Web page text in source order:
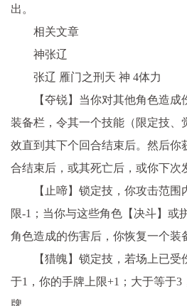
出。
相关文章
神张辽
张辽 雁门之刑天 神 4体力
【夺锐】当你对其他角色造
装备栏，令其一个技能（限定技、
效直到其下个回合结束后。然后你
合结束后，或其死亡后，或你下次
【止啼】锁定技，你攻击范
限-1；当你与这些角色【决斗】或
角色造成的伤害后，你恢复一个装
【猎魄】锁定技，若场上已
于1，你的手牌上限+1；大于等于3